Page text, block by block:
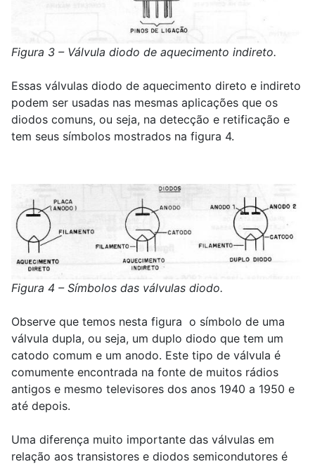
Figura 3 – Válvula diodo de aquecimento indireto.
Essas válvulas diodo de aquecimento direto e indireto
podem ser usadas nas mesmas aplicações que os
diodos comuns, ou seja, na detecção e retificação e
tem seus símbolos mostrados na figura 4.
Figura 4 – Símbolos das válvulas diodo.
Observe que temos nesta figura o símbolo de uma
válvula dupla, ou seja, um duplo diodo que tem um
catodo comum e um anodo. Este tipo de válvula é
comumente encontrada na fonte de muitos rádios
antigos e mesmo televisores dos anos 1940 a 1950 e
até depois.
Uma diferença muito importante das válvulas em
relação aos transistores e diodos semicondutores é